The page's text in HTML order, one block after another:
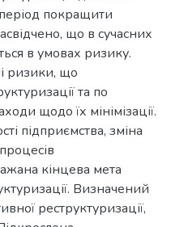
покращити
що в сучасних
в умовах ризику.
ризики, що
та по
щодо їх мінімізації.
підприємства, зміна
кінцева мета
Визначений
реструктуризації,